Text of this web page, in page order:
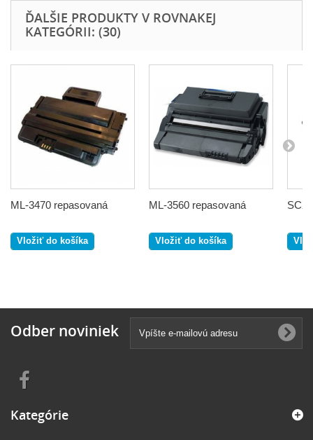
ĎALŠIE PRODUKTY V ROVNAKEJ
KATEGÓRII: (30)
ML-3470 repasovaná
Vložiť do košíka
ML-3560 repasovaná
Vložiť do košíka
Odber noviniek
Kategórie